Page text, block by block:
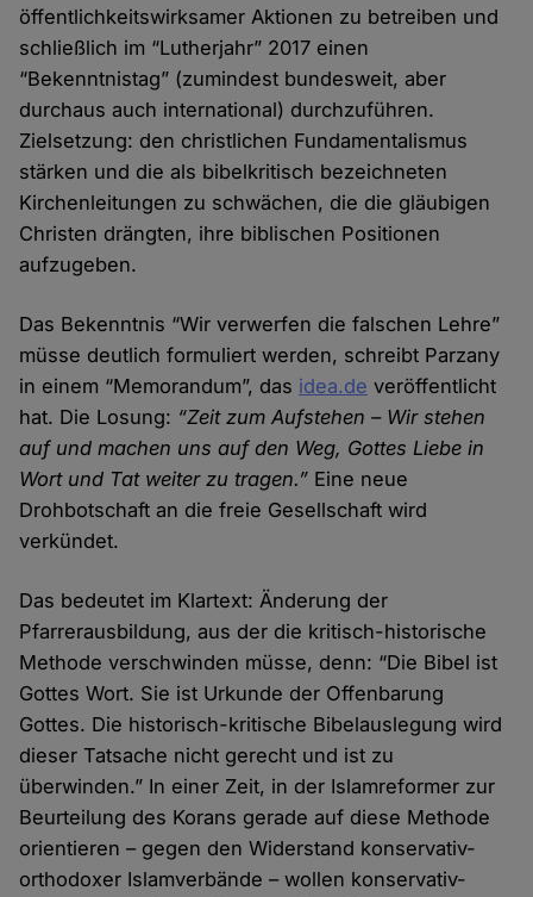
öffentlichkeitswirksamer Aktionen zu betreiben und
schließlich im “Lutherjahr” 2017 einen
“Bekenntnistag” (zumindest bundesweit, aber
durchaus auch international) durchzuführen.
Zielsetzung: den christlichen Fundamentalismus
stärken und die als bibelkritisch bezeichneten
Kirchenleitungen zu schwächen, die die gläubigen
Christen drängten, ihre biblischen Positionen
aufzugeben.
Das Bekenntnis “Wir verwerfen die falschen Lehre”
müsse deutlich formuliert werden, schreibt Parzany
in einem “Memorandum”, das idea.de veröffentlicht
hat. Die Losung: “Zeit zum Aufstehen – Wir stehen
auf und machen uns auf den Weg, Gottes Liebe in
Wort und Tat weiter zu tragen.” Eine neue
Drohbotschaft an die freie Gesellschaft wird
verkündet.
Das bedeutet im Klartext: Änderung der
Pfarrerausbildung, aus der die kritisch-historische
Methode verschwinden müsse, denn: “Die Bibel ist
Gottes Wort. Sie ist Urkunde der Offenbarung
Gottes. Die historisch-kritische Bibelauslegung wird
dieser Tatsache nicht gerecht und ist zu
überwinden.” In einer Zeit, in der Islamreformer zur
Beurteilung des Korans gerade auf diese Methode
orientieren – gegen den Widerstand konservativ-
orthodoxer Islamverbände – wollen konservativ-